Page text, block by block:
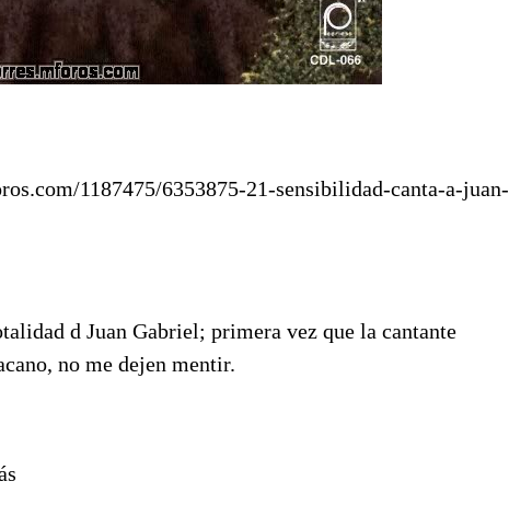
1187475/6353875-21-sensibilidad-canta-a-juan-
d Juan Gabriel; primera vez que la cantante
no me dejen mentir.